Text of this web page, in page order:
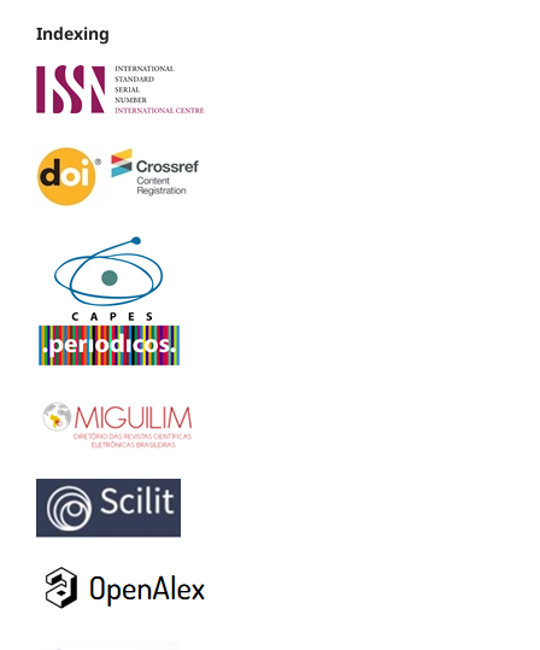
Indexing